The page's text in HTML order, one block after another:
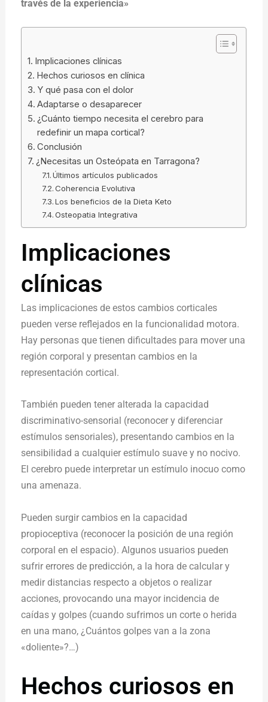
través de la experiencia»
Implicaciones clínicas
Hechos curiosos en clínica
Y qué pasa con el dolor
Adaptarse o desaparecer
¿Cuánto tiempo necesita el cerebro para
redefinir un mapa cortical?
Conclusión
¿Necesitas un Osteópata en Tarragona?
Últimos artículos publicados
Coherencia Evolutiva
Los beneficios de la Dieta Keto
Osteopatia Integrativa
Implicaciones
clínicas
Las implicaciones de estos cambios corticales
pueden verse reflejados en la funcionalidad motora.
Hay personas que tienen dificultades para mover una
región corporal y presentan cambios en la
representación cortical.
También pueden tener alterada la capacidad
discriminativo-sensorial (reconocer y diferenciar
estímulos sensoriales), presentando cambios en la
sensibilidad a cualquier estímulo suave y no nocivo.
El cerebro puede interpretar un estímulo inocuo como
una amenaza.
Pueden surgir cambios en la capacidad
propioceptiva (reconocer la posición de una región
corporal en el espacio). Algunos usuarios pueden
sufrir errores de predicción, a la hora de calcular y
medir distancias respecto a objetos o realizar
acciones, provocando una mayor incidencia de
caídas y golpes (cuando sufrimos un corte o herida
en una mano, ¿Cuántos golpes van a la zona
«doliente»?…)
Hechos curiosos en